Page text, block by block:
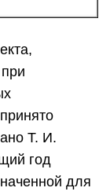
Т. И.
год
для